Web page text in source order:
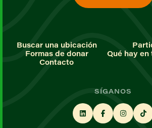
Buscar una ubicación
Formas de donar
Qué hay
Contacto
SÍGANOS